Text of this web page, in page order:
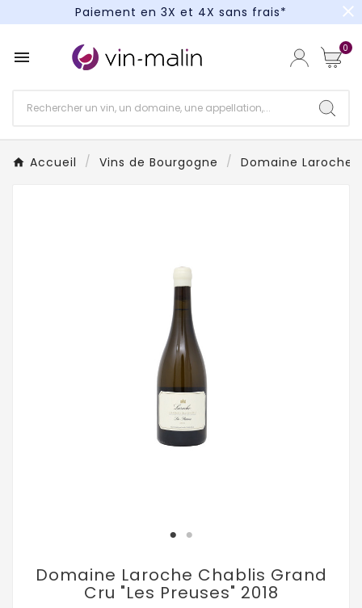
Paiement en 3X et 4X sans frais*
Paiement en 3X et 4X sans frais*
close
 0
Accueil Vins de Bourgogne Domaine Laroche
Domaine Laroche Chablis Grand
Cru "Les Preuses" 2018